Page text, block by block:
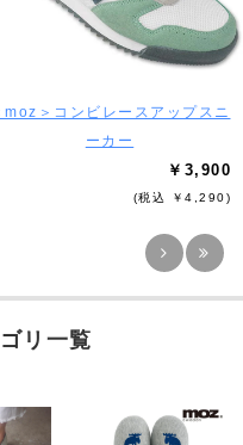
moz＞コンビレースアップスニ
ーカー
￥3,900
(税込 ￥4,290)
リ一覧